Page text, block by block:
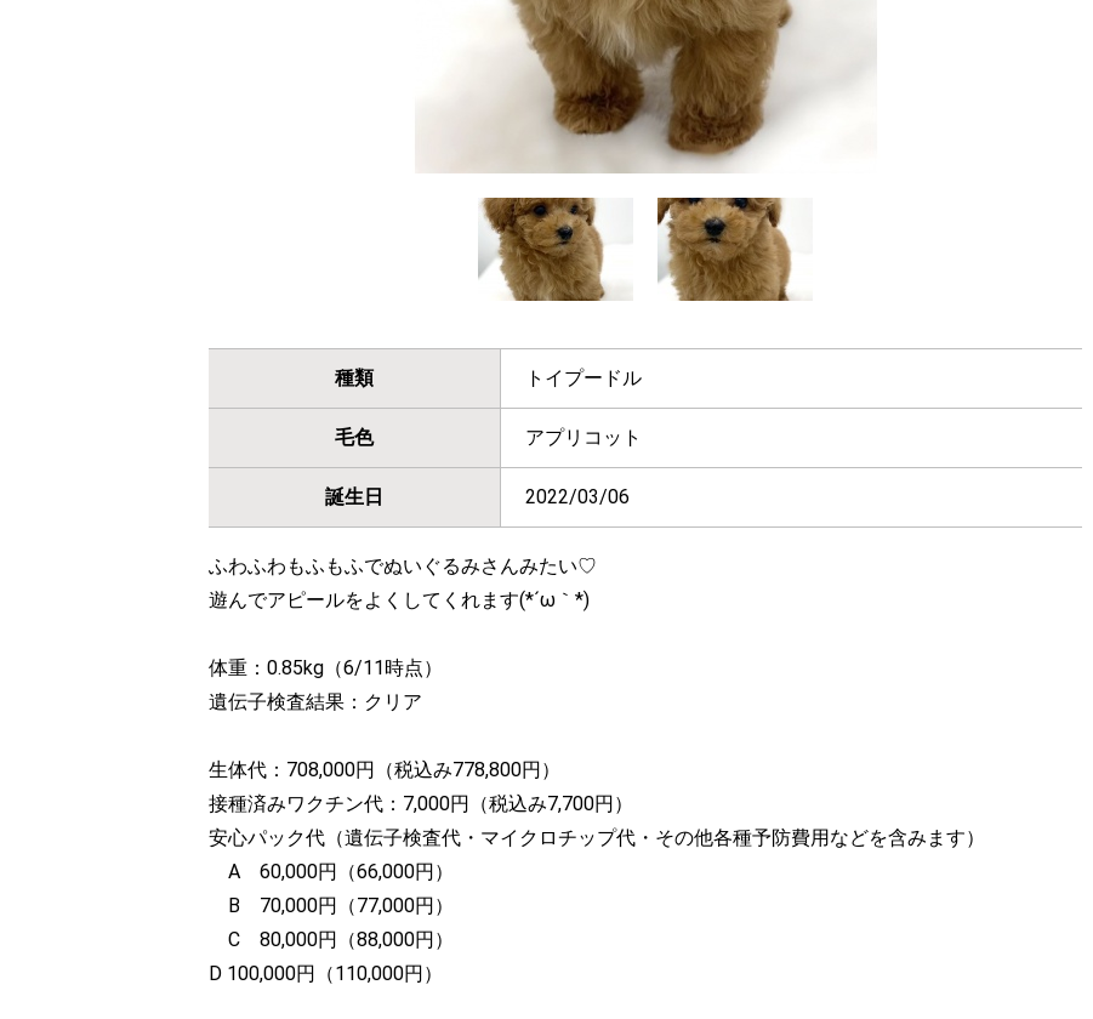
種類 トイプードル
毛色 アプリコット
誕生日 2022/03/06
ふわふわもふもふでぬいぐるみさんみたい♡
遊んでアピールをよくしてくれます(*´ω｀*)
体重：0.85kg（6/11時点）
遺伝子検査結果：クリア
生体代：708,000円（税込み778,800円）
接種済みワクチン代：7,000円（税込み7,700円）
安心パック代（遺伝子検査代・マイクロチップ代・その他各種予防費用などを含みます）
A 60,000円（66,000円）
B 70,000円（77,000円）
C 80,000円（88,000円）
D 100,000円（110,000円）